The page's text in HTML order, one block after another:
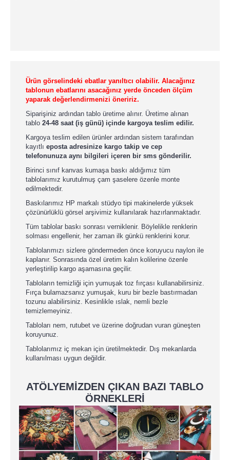
Ürün görselindeki ebatlar yanıltıcı olabilir. Alacağınız
tablonun ebatlarını asacağınız yerde önceden ölçüm
yaparak değerlendirmenizi öneririz.
Siparişiniz ardından tablo üretime alınır. Üretime alınan
tablo 24-48 saat (iş günü) içinde kargoya teslim edilir.
Kargoya teslim edilen ürünler ardından sistem tarafından
kayıtlı eposta adresinize kargo takip ve cep
telefonunuza aynı bilgileri içeren bir sms gönderilir.
Birinci sınıf kanvas kumaşa baskı aldığımız tüm
tablolarımız kurutulmuş çam şaselere özenle monte
edilmektedir.
Baskılarımız HP markalı stüdyo tipi makinelerde yüksek
çözünürlüklü görsel arşivimiz kullanılarak hazırlanmaktadır.
Tüm tablolar baskı sonrası verniklenir. Böylelikle renklerin
solması engellenir, her zaman ilk günkü renklerini korur.
Tablolarımızı sizlere göndermeden önce koruyucu naylon ile
kaplanır. Sonrasında özel üretim kalın kolilerine özenle
yerleştirilip kargo aşamasına geçilir.
Tabloların temizliği için yumuşak toz fırçası kullanabilirsiniz.
Fırça bulamazsanız yumuşak, kuru bir bezle bastırmadan
tozunu alabilirsiniz. Kesinlikle ıslak, nemli bezle
temizlemeyiniz.
Tabloları nem, rutubet ve üzerine doğrudan vuran güneşten
koruyunuz.
Tablolarımız iç mekan için üretilmektedir. Dış mekanlarda
kullanılması uygun değildir.
ATÖLYEMİZDEN ÇIKAN BAZI TABLO
ÖRNEKLERİ